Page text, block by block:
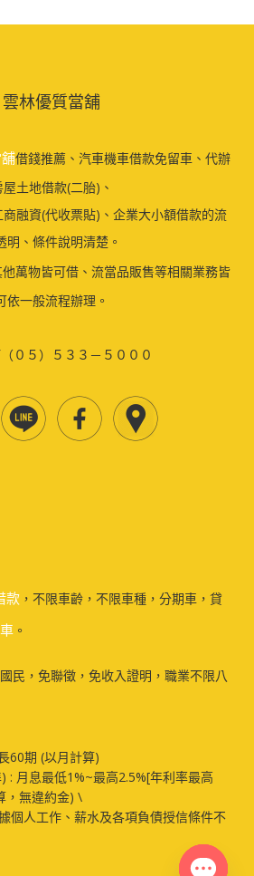
雲林優質當舖
借錢推薦、汽車機車借款免留車、代辦
屋土地借款(二胎)、
融資(代收票貼)、企業大小額借款的流
明、條件說明清楚。
萬物皆可借、流當品販售等相關業務皆
依一般流程辦理。
０５）５３３－５０００
款 ，不限車齡，不限車種，分期車，貸
。
民，免聯徵，免收入證明，職業不限八
60期 (以月計算)
: 月息最低1%~最高2.5%[年利率最高
，無違約金) \
個人工作、薪水及各項負債授信條件不